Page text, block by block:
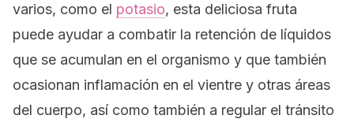
varios, como el potasio, esta deliciosa fruta
puede ayudar a combatir la retención de líquidos
que se acumulan en el organismo y que también
ocasionan inflamación en el vientre y otras áreas
del cuerpo, así como también a regular el tránsito